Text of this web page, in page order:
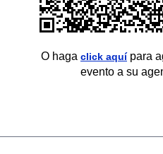
O haga click aquípara
evento a su